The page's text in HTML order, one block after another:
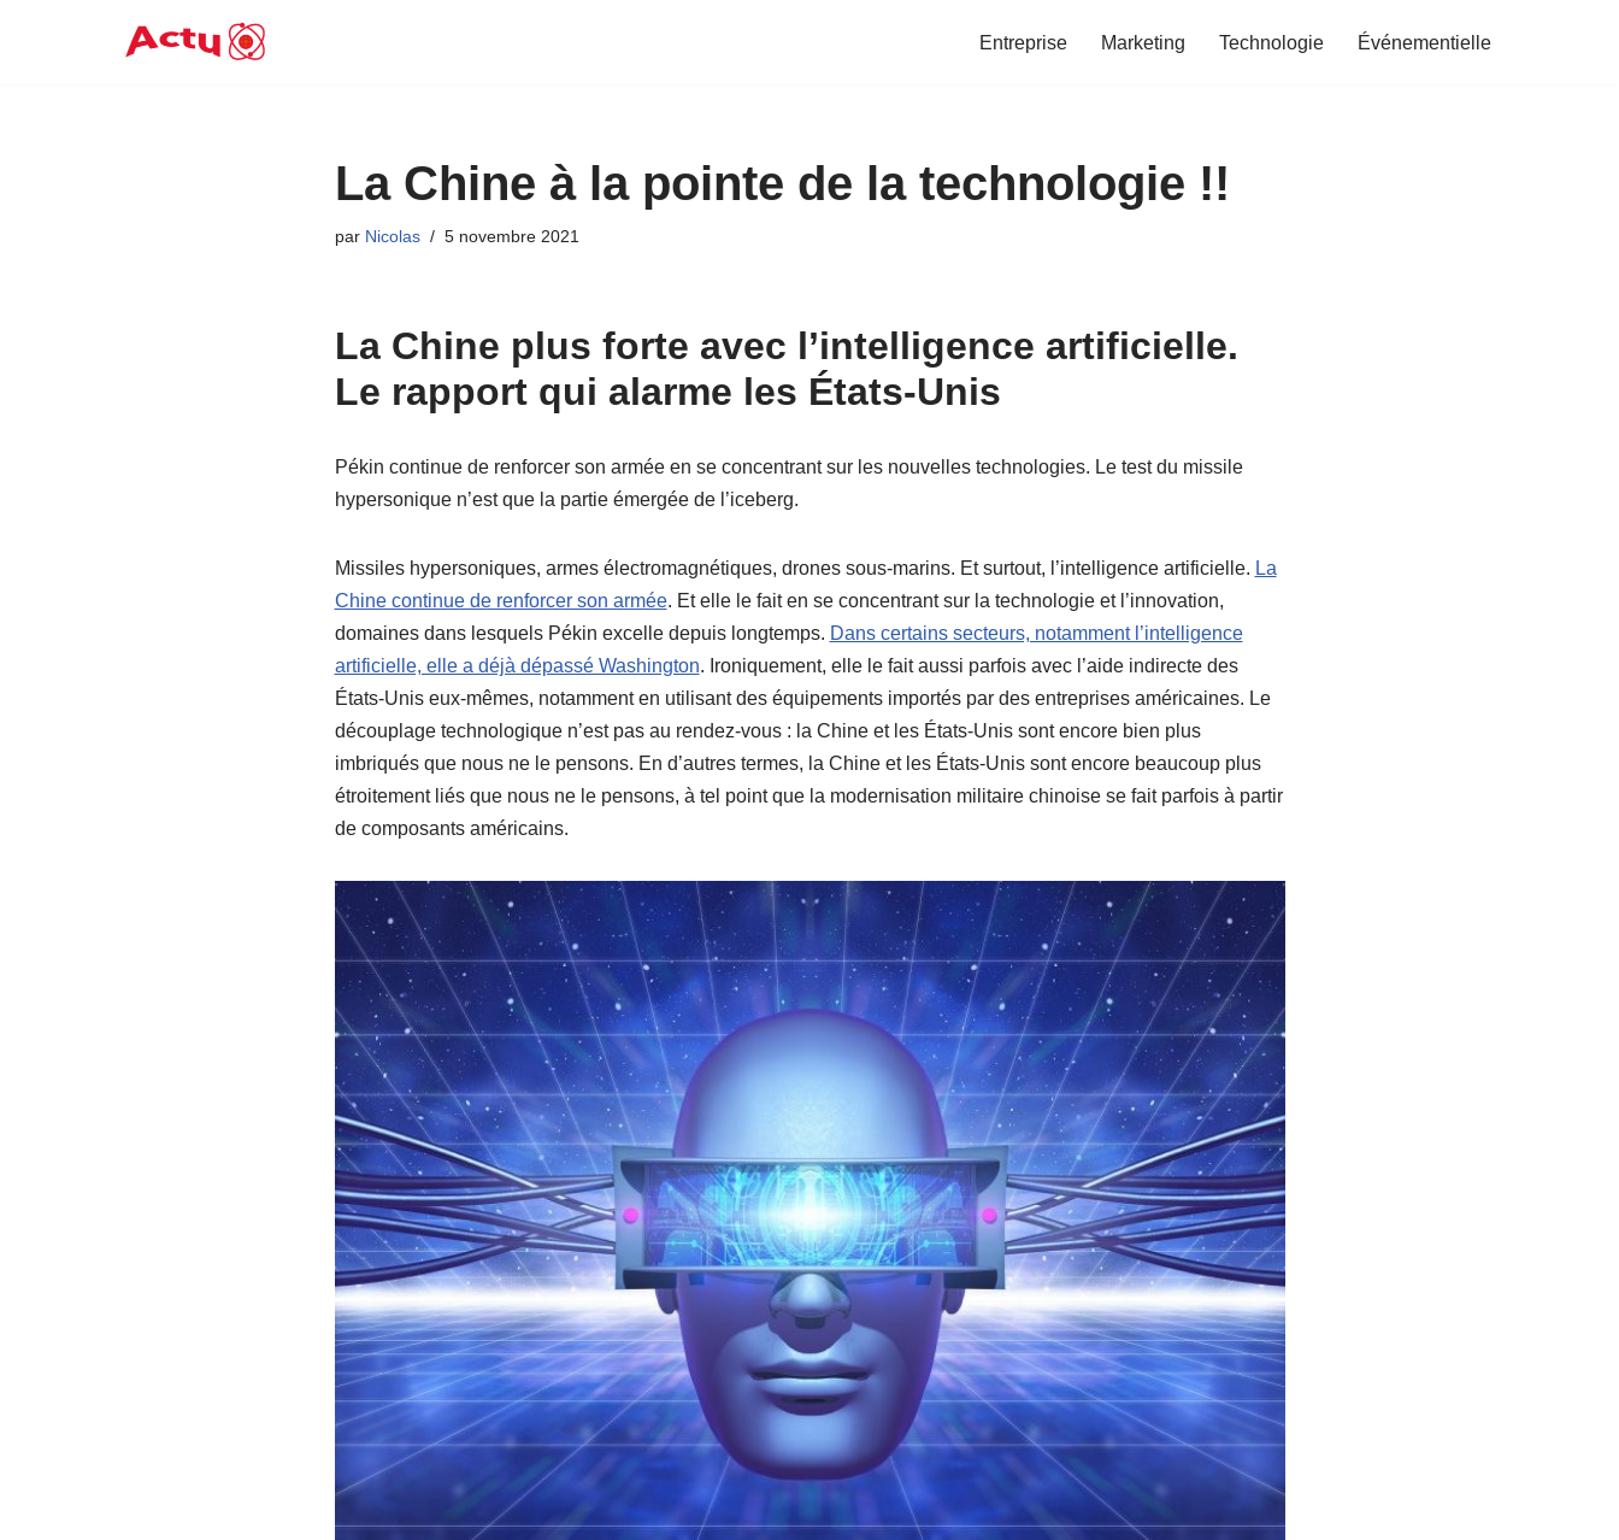
Entreprise Marketing Technologie Événementielle
La Chine à la pointe de la technologie !!
par Nicolas 5 novembre 2021
La Chine plus forte avec l’intelligence artificielle.
Le rapport qui alarme les États-Unis
Pékin continue de renforcer son armée en se concentrant sur les nouvelles technologies. Le test du missile
hypersonique n’est que la partie émergée de l’iceberg.
Missiles hypersoniques, armes électromagnétiques, drones sous-marins. Et surtout, l’intelligence artificielle. La
Chine continue de renforcer son armée. Et elle le fait en se concentrant sur la technologie et l’innovation,
domaines dans lesquels Pékin excelle depuis longtemps. Dans certains secteurs, notamment l’intelligence
artificielle, elle a déjà dépassé Washington. Ironiquement, elle le fait aussi parfois avec l’aide indirecte des
États-Unis eux-mêmes, notamment en utilisant des équipements importés par des entreprises américaines. Le
découplage technologique n’est pas au rendez-vous : la Chine et les États-Unis sont encore bien plus
imbriqués que nous ne le pensons. En d’autres termes, la Chine et les États-Unis sont encore beaucoup plus
étroitement liés que nous ne le pensons, à tel point que la modernisation militaire chinoise se fait parfois à partir
de composants américains.